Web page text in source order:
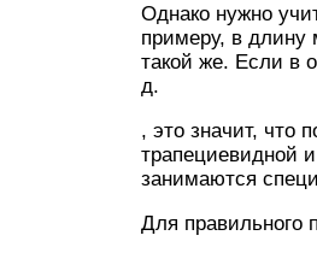
Однако нужно
примеру, в длину
такой же. Если в
д.
, это значит, что
трапециевидной
занимаются
Для правильного